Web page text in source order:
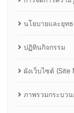
นโยบายและยุท
ปฏิทินกิจกรรม
ผังเว็บไซต์ (Site
ภาพรวมกระบว